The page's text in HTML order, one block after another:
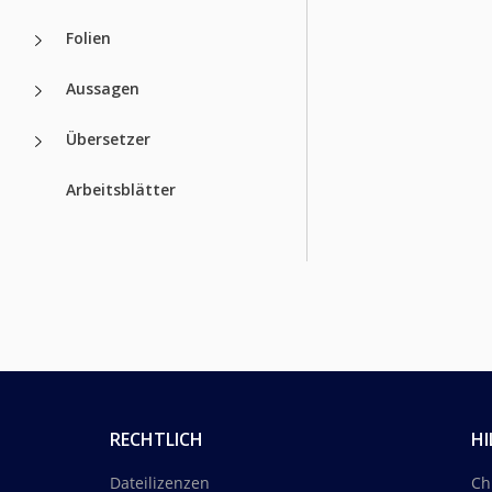
Folien
Aussagen
Übersetzer
Arbeitsblätter
RECHTLICH
Dateilizenzen